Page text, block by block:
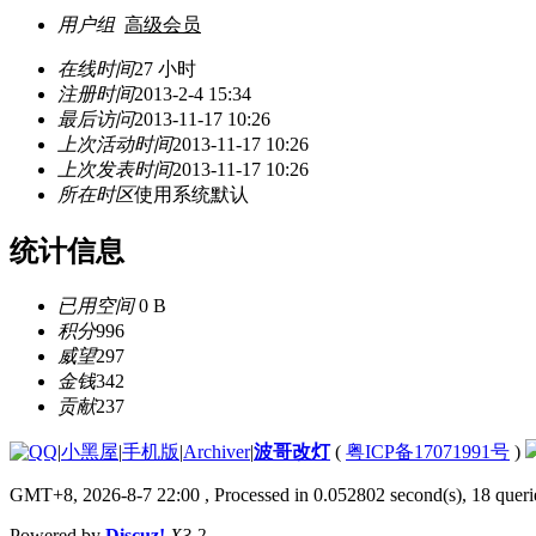
用户组 高级会员
在线时间27 小时
注册时间2013-2-4 15:34
最后访问2013-11-17 10:26
上次活动时间2013-11-17 10:26
上次发表时间2013-11-17 10:26
所在时区使用系统默认
统计信息
已用空间0 B
积分996
威望297
金钱342
贡献237
|小黑屋|手机版|Archiver|波哥改灯( 粤ICP备17071991号 )
GMT+8, 2026-8-7 22:00 , Processed in 0.052802 second(s), 18